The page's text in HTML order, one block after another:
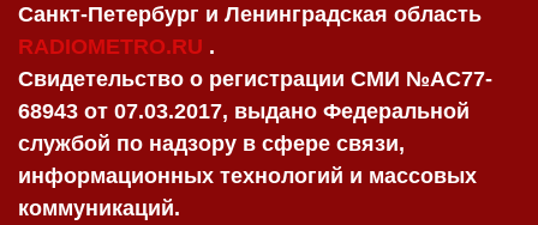
Санкт-Петербург и Ленинградская область
RADIOMETRO.RU .
Свидетельство о регистрации СМИ №AC77-
68943 от 07.03.2017, выдано Федеральной
службой по надзору в сфере связи,
информационных технологий и массовых
коммуникаций.